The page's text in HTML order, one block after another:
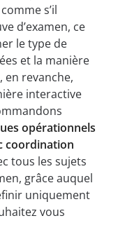
s’il
d’examen, ce
le type de
et la manière
en revanche,
interactive
opérationnels
coordination
tous les sujets
grâce auquel
uniquement
vous